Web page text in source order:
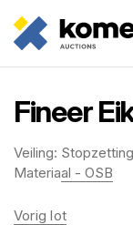
Fineer
Veiling:
Materiaal - OSB
Vorig lot